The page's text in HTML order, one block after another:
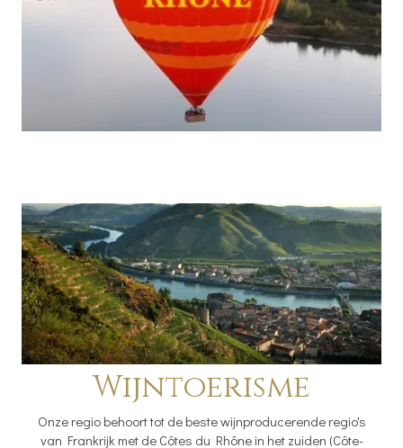
Wijntoerisme
Onze regio behoort tot de beste wijnproducerende regio's
van Frankrijk met de Côtes du Rhône in het zuiden (Côte-